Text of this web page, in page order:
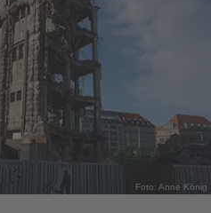
Foto: Anne König